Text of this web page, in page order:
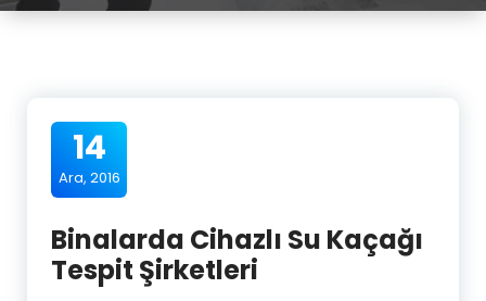
14
Ara, 2016
Binalarda Cihazlı Su Kaçağı
Tespit Şirketleri